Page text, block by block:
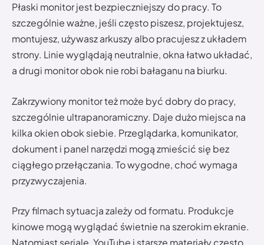
Płaski monitor jest bezpieczniejszy do pracy. To
szczególnie ważne, jeśli często piszesz, projektujesz,
montujesz, używasz arkuszy albo pracujesz z układem
strony. Linie wyglądają neutralnie, okna łatwo układać,
a drugi monitor obok nie robi bałaganu na biurku.
Zakrzywiony monitor też może być dobry do pracy,
szczególnie ultrapanoramiczny. Daje dużo miejsca na
kilka okien obok siebie. Przeglądarka, komunikator,
dokument i panel narzędzi mogą zmieścić się bez
ciągłego przełączania. To wygodne, choć wymaga
przyzwyczajenia.
Przy filmach sytuacja zależy od formatu. Produkcje
kinowe mogą wyglądać świetnie na szerokim ekranie.